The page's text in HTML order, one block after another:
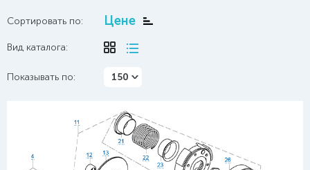
Сортировать по: Цене
Вид каталога:
Показывать по: 150